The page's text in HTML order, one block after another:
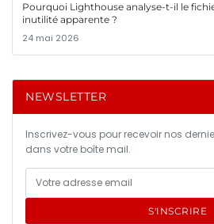
Pourquoi Lighthouse analyse-t-il le
inutilité apparente ?
24 mai 2026
NEWSLETTER
Inscrivez-vous pour recevoir nos
dans votre boîte mail.
S'INSCRIRE